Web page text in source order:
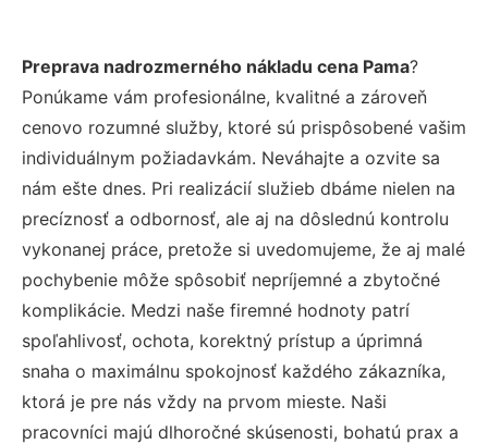
Preprava nadrozmerného nákladu cena Pama?
Ponúkame vám profesionálne, kvalitné a zároveň
cenovo rozumné služby, ktoré sú prispôsobené vašim
individuálnym požiadavkám. Neváhajte a ozvite sa
nám ešte dnes. Pri realizácií služieb dbáme nielen na
precíznosť a odbornosť, ale aj na dôslednú kontrolu
vykonanej práce, pretože si uvedomujeme, že aj malé
pochybenie môže spôsobiť nepríjemné a zbytočné
komplikácie. Medzi naše firemné hodnoty patrí
spoľahlivosť, ochota, korektný prístup a úprimná
snaha o maximálnu spokojnosť každého zákazníka,
ktorá je pre nás vždy na prvom mieste. Naši
pracovníci majú dlhoročné skúsenosti, bohatú prax a